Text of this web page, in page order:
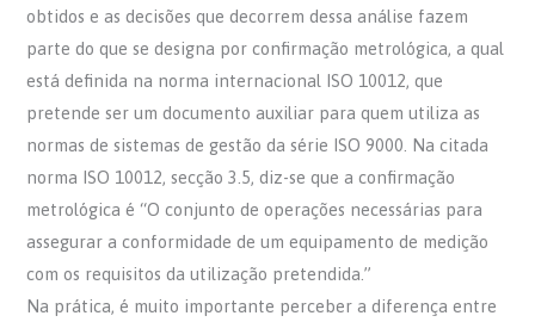
obtidos e as decisões que decorrem dessa análise fazem
parte do que se designa por confirmação metrológica, a qual
está definida na norma internacional ISO 10012, que
pretende ser um documento auxiliar para quem utiliza as
normas de sistemas de gestão da série ISO 9000. Na citada
norma ISO 10012, secção 3.5, diz-se que a confirmação
metrológica é “O conjunto de operações necessárias para
assegurar a conformidade de um equipamento de medição
com os requisitos da utilização pretendida.”
Na prática, é muito importante perceber a diferença entre